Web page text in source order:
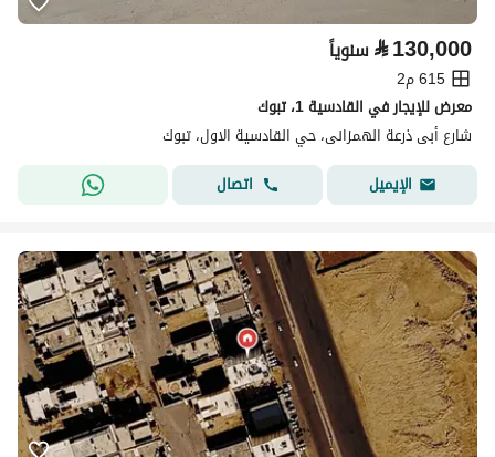
⃁130,000 سنوياً
615 م2
معرض للإيجار في القادسية 1، تبوك
شارع أبى ذرعة الهمزانى، حي القادسية الاول، تبوك
الإيميل
اتصال